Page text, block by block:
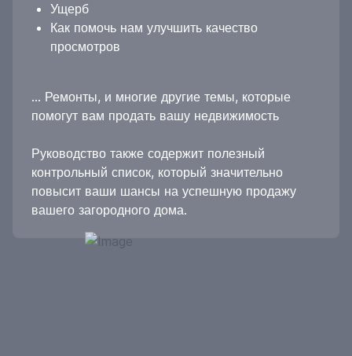
Ущерб
Как помочь нам улучшить качество
просмотров
... Ремонты, и многие другие темы, которые
помогут вам продать вашу недвижимость
Руководство также содержит полезный
контрольный список, который значительно
повысит ваши шансы на успешную продажу
вашего загородного дома.